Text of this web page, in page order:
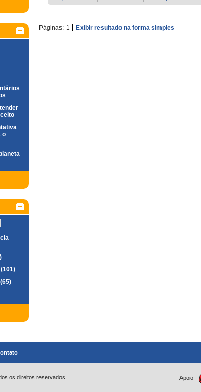
o
Páginas: 1 Exibir resultado na forma simples
os direitos reservados. Apoio